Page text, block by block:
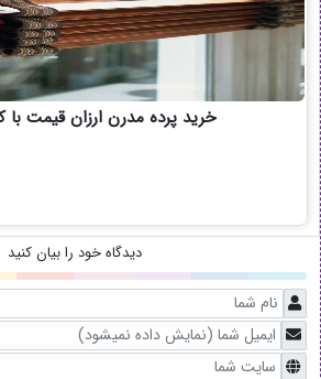
خرید پرده مدرن ارزان قیمت با
دیدگاه خود را بیان کنید